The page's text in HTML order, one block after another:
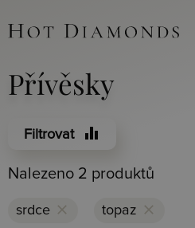
Přívěsky
Filtrovat equalizer
Nalezeno 2 produktů
srdce clear topaz clear